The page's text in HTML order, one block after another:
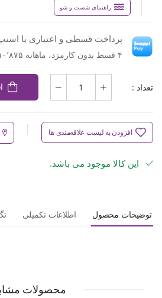
راهنمای شست و شو
پرداخت قسطی و اعتباری با
۴ قسط بدون کارمزد، ماهانه ۴۹۰٬۸۷۵ تومان
تعداد :
افزودن به لیست علاقه‌مندی ها
این کالا موجود می باشد.
توضیحات محصول اطلاعات تکمیلی
محصولات